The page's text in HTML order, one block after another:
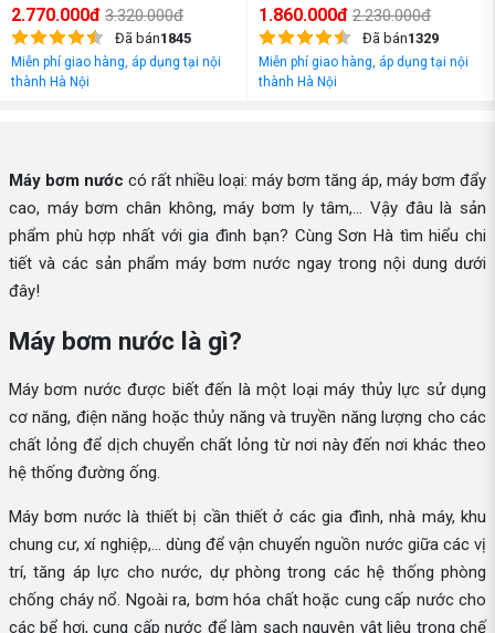
2.770.000đ 3.320.000đ
Đã bán1845
Miễn phí giao hàng, áp dụng tại nội
thành Hà Nội
1.860.000đ 2.230.000đ
Đã bán1329
Miễn phí giao hàng, áp dụng tại nội
thành Hà Nội
Máy bơm nước có rất nhiều loại: máy bơm tăng áp, máy bơm đẩy
cao, máy bơm chân không, máy bơm ly tâm,... Vậy đâu là sản
phẩm phù hợp nhất với gia đình bạn? Cùng Sơn Hà tìm hiểu chi
tiết và các sản phẩm máy bơm nước ngay trong nội dung dưới
đây!
Máy bơm nước là gì?
Máy bơm nước được biết đến là một loại máy thủy lực sử dụng
cơ năng, điện năng hoặc thủy năng và truyền năng lượng cho các
chất lỏng để dịch chuyển chất lỏng từ nơi này đến nơi khác theo
hệ thống đường ống.
Máy bơm nước là thiết bị cần thiết ở các gia đình, nhà máy, khu
chung cư, xí nghiệp,... dùng để vận chuyển nguồn nước giữa các vị
trí, tăng áp lực cho nước, dự phòng trong các hệ thống phòng
chống cháy nổ. Ngoài ra, bơm hóa chất hoặc cung cấp nước cho
các bể hơi, cung cấp nước để làm sạch nguyên vật liệu trong chế